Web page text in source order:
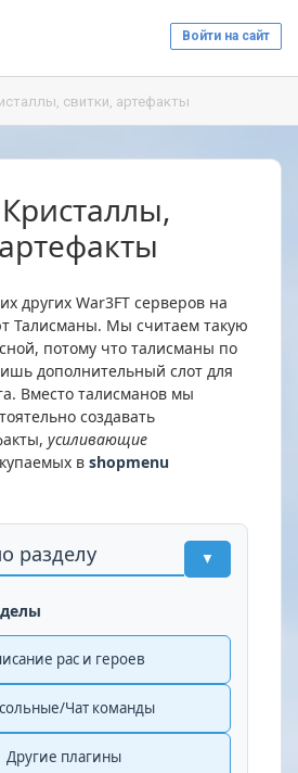
Войти на сайт
свитки, артефакты
других War3FT серверов на
Талисманы. Мы считаем такую
потому что талисманы по
дополнительный слот для
Вместо талисманов мы
создавать
усиливающие
в shopmenu
разделу ▼
рас и героев
Чат команды
Другие плагины